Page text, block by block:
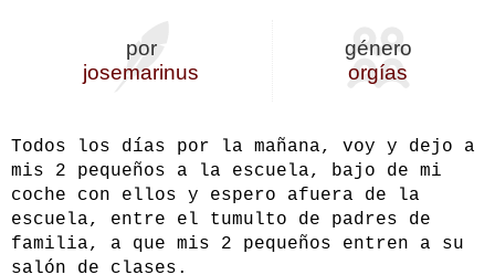
por
josemarinus
género
orgías
Todos los días por la mañana, voy y dejo a
mis 2 pequeños a la escuela, bajo de mi
coche con ellos y espero afuera de la
escuela, entre el tumulto de padres de
familia, a que mis 2 pequeños entren a su
salón de clases.